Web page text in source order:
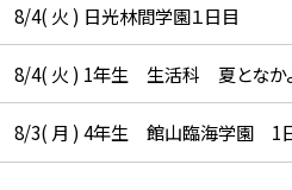
8/4( 火 ) 日光林間学園１日目
8/4( 火 ) 1年生 生活科 夏となか
8/3( 月 ) 4年生 館山臨海学園 1